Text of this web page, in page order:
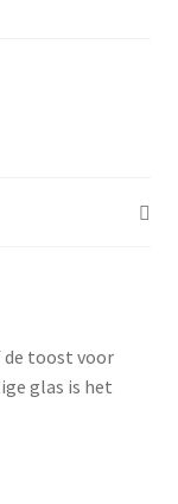
de toost voor
glas is het